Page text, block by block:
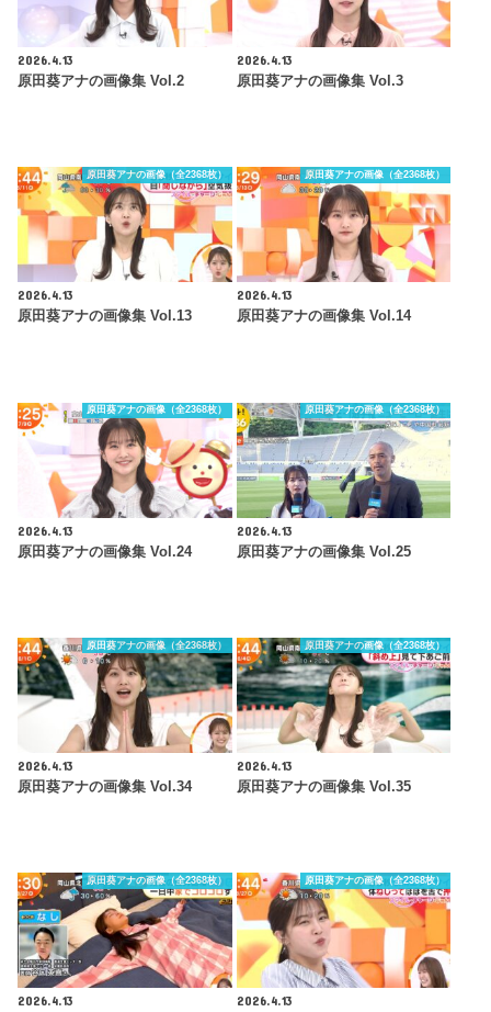
2026.4.13
原田葵アナの画像集 Vol.2
2026.4.13
原田葵アナの画像集 Vol.3
原田葵アナの画像（全2368枚）
2026.4.13
原田葵アナの画像集 Vol.13
原田葵アナの画像（全2368枚）
2026.4.13
原田葵アナの画像集 Vol.14
原田葵アナの画像（全2368枚）
2026.4.13
原田葵アナの画像集 Vol.24
原田葵アナの画像（全2368枚）
2026.4.13
原田葵アナの画像集 Vol.25
原田葵アナの画像（全2368枚）
2026.4.13
原田葵アナの画像集 Vol.34
原田葵アナの画像（全2368枚）
2026.4.13
原田葵アナの画像集 Vol.35
原田葵アナの画像（全2368枚）
2026.4.13
原田葵アナの画像（全2368枚）
2026.4.13